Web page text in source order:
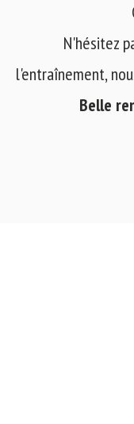
N'hésitez
l'entraînement,
Belle